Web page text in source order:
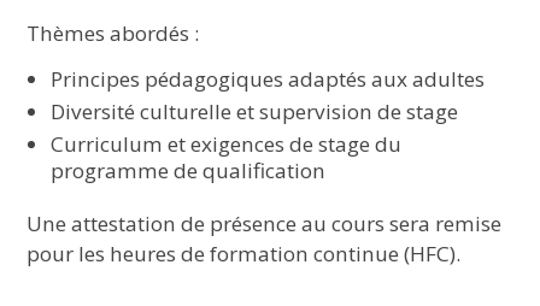
Thèmes abordés :
Principes pédagogiques adaptés aux adultes
Diversité culturelle et supervision de stage
Curriculum et exigences de stage du
programme de qualification
Une attestation de présence au cours sera remise
pour les heures de formation continue (HFC).